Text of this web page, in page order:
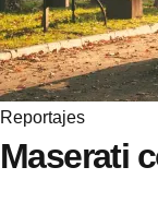
Reportajes
Maserati